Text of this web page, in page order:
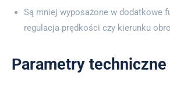
Są mniej wyposażone w dodatkowe
regulacja prędkości czy kierunku
Parametry techniczne